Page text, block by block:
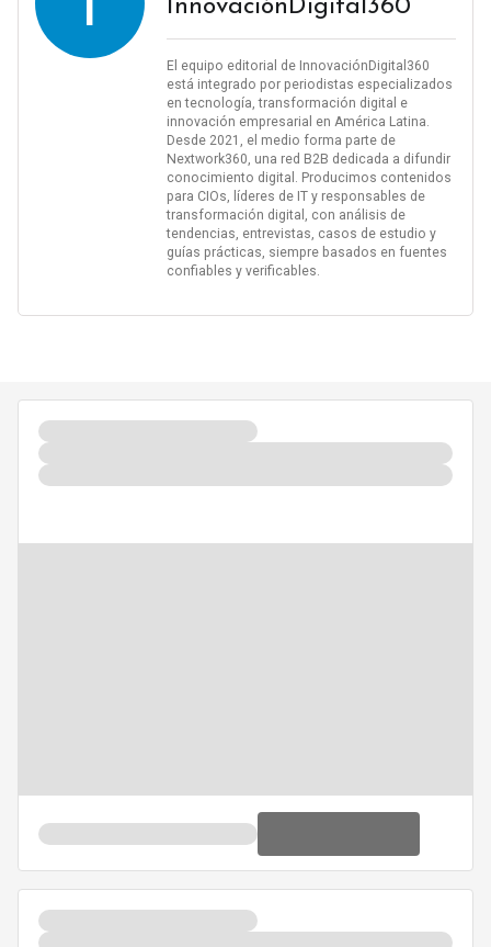
InnovaciónDigital360
El equipo editorial de InnovaciónDigital360
está integrado por periodistas especializados
en tecnología, transformación digital e
innovación empresarial en América Latina.
Desde 2021, el medio forma parte de
Nextwork360, una red B2B dedicada a difundir
conocimiento digital. Producimos contenidos
para CIOs, líderes de IT y responsables de
transformación digital, con análisis de
tendencias, entrevistas, casos de estudio y
guías prácticas, siempre basados en fuentes
confiables y verificables.